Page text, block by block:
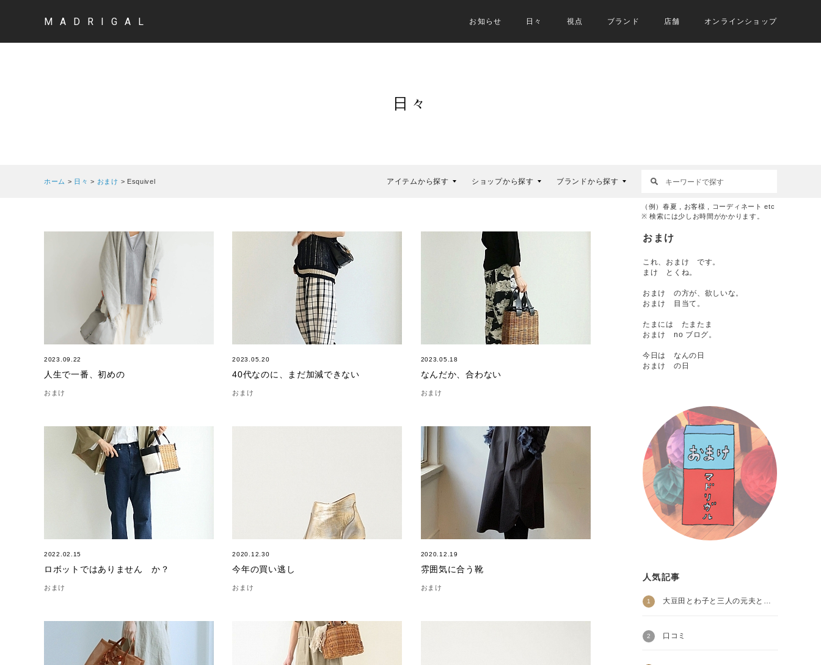
MADRIGAL お知らせ 日々 視点 ブランド 店舗 オンラインショップ
日々
ホーム > 日々 > おまけ > Esquivel アイテムから探す ショップから探す ブランドから探す
（例）春夏 , お客様 , コーディネート etc
※ 検索には少しお時間がかかります。
2023.09.22
人生で一番、初めの
おまけ
2023.05.20
40代なのに、まだ加減できない
おまけ
2023.05.18
なんだか、合わない
おまけ
2022.02.15
ロボットではありません か？
おまけ
2020.12.30
今年の買い逃し
おまけ
2020.12.19
雰囲気に合う靴
おまけ
おまけ
これ、おまけ です。
まけ とくね。
おまけ の方が、欲しいな。
おまけ 目当て。
たまには たまたま
おまけ no ブログ。
今日は なんの日
おまけ の日
人気記事
大豆田とわ子と三人の元夫とわたし
口コミ